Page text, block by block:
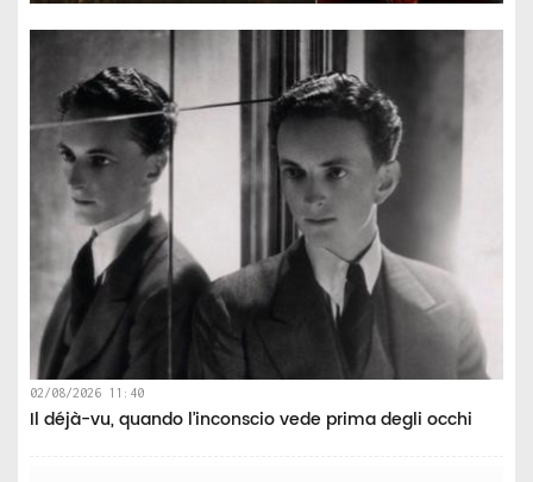
02/08/2026 11:40
Il déjà-vu, quando l’inconscio vede prima degli occhi